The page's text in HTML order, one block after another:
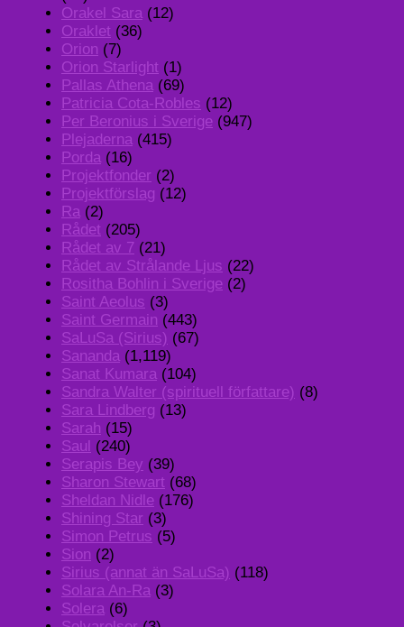
Orakel Sara (12)
Oraklet (36)
Orion (7)
Orion Starlight (1)
Pallas Athena (69)
Patricia Cota-Robles (12)
Per Beronius i Sverige (947)
Plejaderna (415)
Porda (16)
Projektfonder (2)
Projektförslag (12)
Ra (2)
Rådet (205)
Rådet av 7 (21)
Rådet av Strålande Ljus (22)
Rositha Bohlin i Sverige (2)
Saint Aeolus (3)
Saint Germain (443)
SaLuSa (Sirius) (67)
Sananda (1,119)
Sanat Kumara (104)
Sandra Walter (spirituell författare) (8)
Sara Lindberg (13)
Sarah (15)
Saul (240)
Serapis Bey (39)
Sharon Stewart (68)
Sheldan Nidle (176)
Shining Star (3)
Simon Petrus (5)
Sion (2)
Sirius (annat än SaLuSa) (118)
Solara An-Ra (3)
Solera (6)